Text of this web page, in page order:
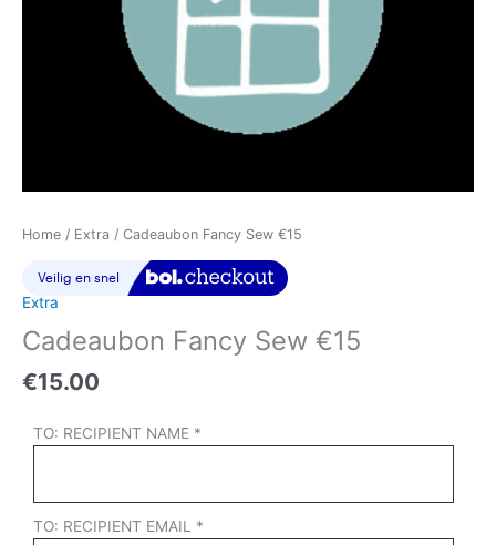
Home / Extra / Cadeaubon Fancy Sew €15
Extra
Cadeaubon Fancy Sew €15
€15.00
TO: RECIPIENT NAME *
TO: RECIPIENT EMAIL *